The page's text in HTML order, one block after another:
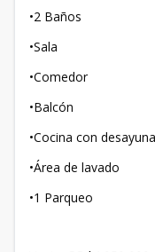
•2 Baños
•Sala
•Comedor
•Balcón
•Cocina con
•Área de lavado
•1 Parqueo